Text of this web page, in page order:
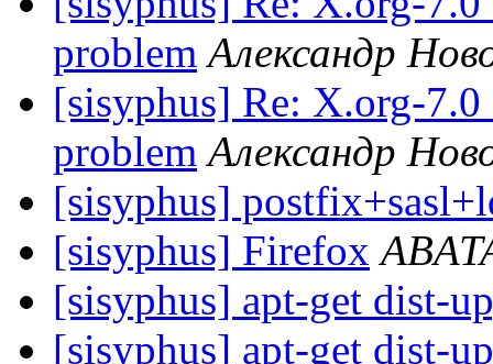
problem Александр
[sisyphus] Re: X.org-
problem Александр
[sisyphus]
[sisyphus] Firefox
[sisyphus] apt-get dist-
[sisyphus] apt-get dist-